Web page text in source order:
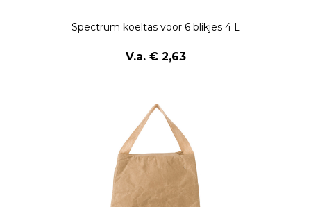
Spectrum koeltas voor 6 blikjes 4 L
V.a. € 2,63